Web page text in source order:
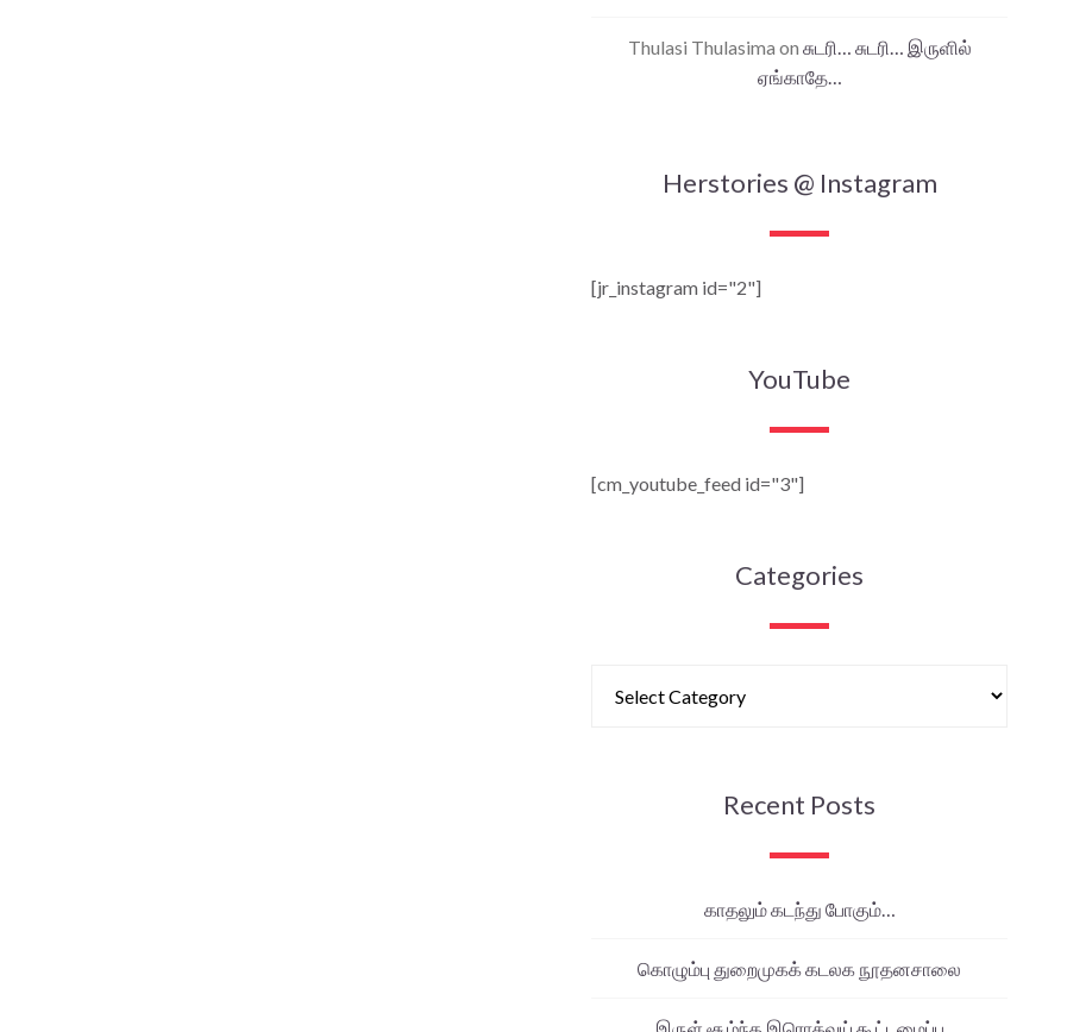
Thulasi Thulasima on சுடரி… சுடரி… இருளில்
ஏங்காதே…
Herstories @ Instagram
[jr_instagram id="2"]
YouTube
[cm_youtube_feed id="3"]
Categories
Recent Posts
காதலும் கடந்து போகும்…
கொழும்பு துறைமுகக் கடலக நூதனசாலை
இருள் சூழ்ந்த இரொக்வய் கூட்டமைப்பு